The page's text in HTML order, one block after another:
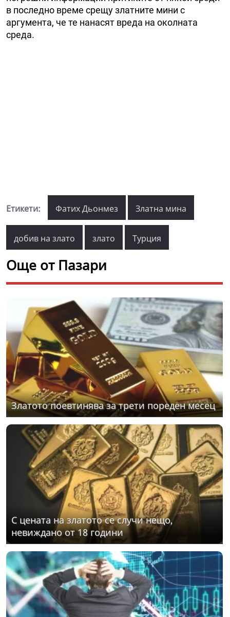
в последно време срещу златните мини с
аргумента, че те нанасят вреда на околната
среда.
Етикети: Фатих Дьонмез Златна мина
добив на злато злато Турция
Още от Пазари
Златото поевтинява за трети пореден месец
С цената на златото се случи нещо,
невиждано от 18 години